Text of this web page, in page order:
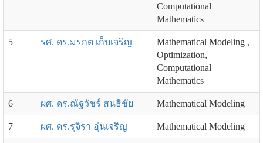
Computational
Mathematics
5 รศ. ดร.มรกต เก็บเจริญ
Mathematical Modeling ,
Optimization,
Computational
Mathematics
6 ผศ. ดร.ณัฐวัชร์ สนธิชัย Mathematical Modeling
7 ผศ. ดร.รุจิรา อุ่นเจริญ Mathematical Modeling